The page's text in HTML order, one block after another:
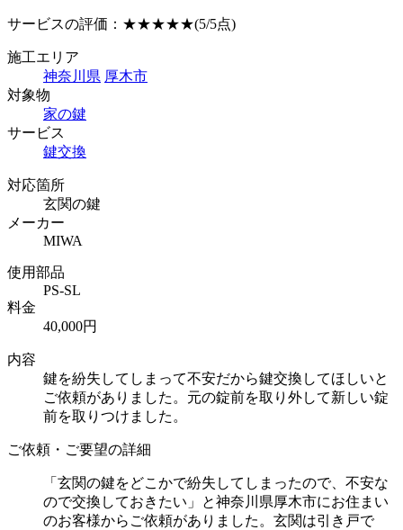
サービスの評価： ★★★★★(5/5点)
施工エリア
神奈川県 厚木市
対象物
家の鍵
サービス
鍵交換
対応箇所
玄関の鍵
メーカー
MIWA
使用部品
PS-SL
料金
40,000円
内容
鍵を紛失してしまって不安だから鍵交換してほしいと
ご依頼がありました。元の錠前を取り外して新しい錠
前を取りつけました。
ご依頼・ご要望の詳細
「玄関の鍵をどこかで紛失してしまったので、不安な
ので交換しておきたい」と神奈川県厚木市にお住まい
のお客様からご依頼がありました。玄関は引き戸で